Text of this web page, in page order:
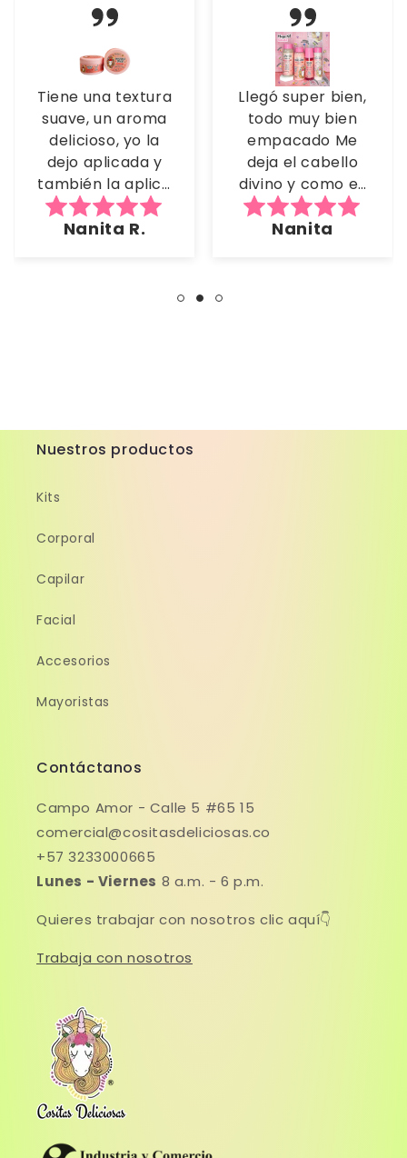
Tiene una textura
suave, un aroma
delicioso, yo la
dejo aplicada y
también la aplico
con el
repolarizador Me
Nanita R.
Llegó super bien,
todo muy bien
empacado Me
deja el cabello
divino y como es
decolorado y
tengo tono
Nanita
Nuestros productos
Kits
Corporal
Capilar
Facial
Accesorios
Mayoristas
Contáctanos
Campo Amor - Calle 5 #65 15
comercial@cositasdeliciosas.co
+57 3233000665
Lunes - Viernes 8 a.m. - 6 p.m.
Quieres trabajar con nosotros clic aquí👇
Trabaja con nosotros